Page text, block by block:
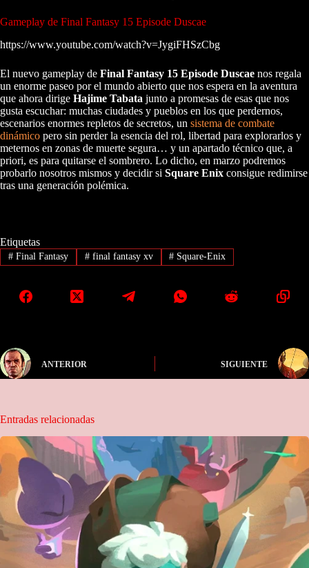
Gameplay de Final Fantasy 15 Episode Duscae
https://www.youtube.com/watch?v=JygiFHSzCbg
El nuevo gameplay de Final Fantasy 15 Episode Duscae nos regala
un enorme paseo por el mundo abierto que nos espera en la aventura
que ahora dirige Hajime Tabata junto a promesas de esas que nos
gusta escuchar: muchas ciudades y pueblos en los que perdernos,
escenarios enormes repletos de secretos, un sistema de combate
dinámico pero sin perder la esencia del rol, libertad para explorarlos y
meternos en zonas de muerte segura… y un apartado técnico que, a
priori, es para quitarse el sombrero. Lo dicho, en marzo podremos
probarlo nosotros mismos y decidir si Square Enix consigue redimirse
tras una generación polémica.
Etiquetas
#Final Fantasy #final fantasy xv # Square-Enix
ANTERIOR SIGUIENTE
Entradas relacionadas